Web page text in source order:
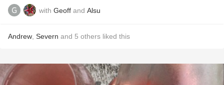
with Geoff and Alsu
Andrew Severn and 5 others liked this